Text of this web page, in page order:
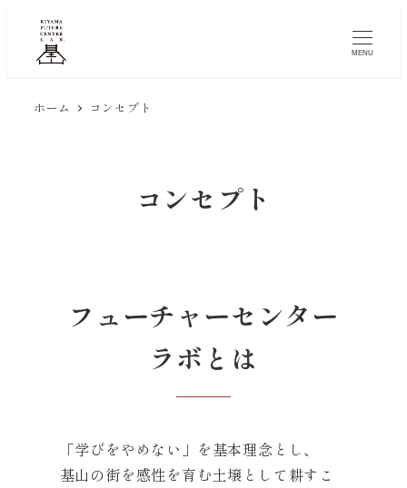
MENU
ホーム コンセプト
コンセプト
フューチャーセンター
ラボとは
「学びをやめない」を基本理念とし、
基山の街を感性を育む土壌として耕すこ